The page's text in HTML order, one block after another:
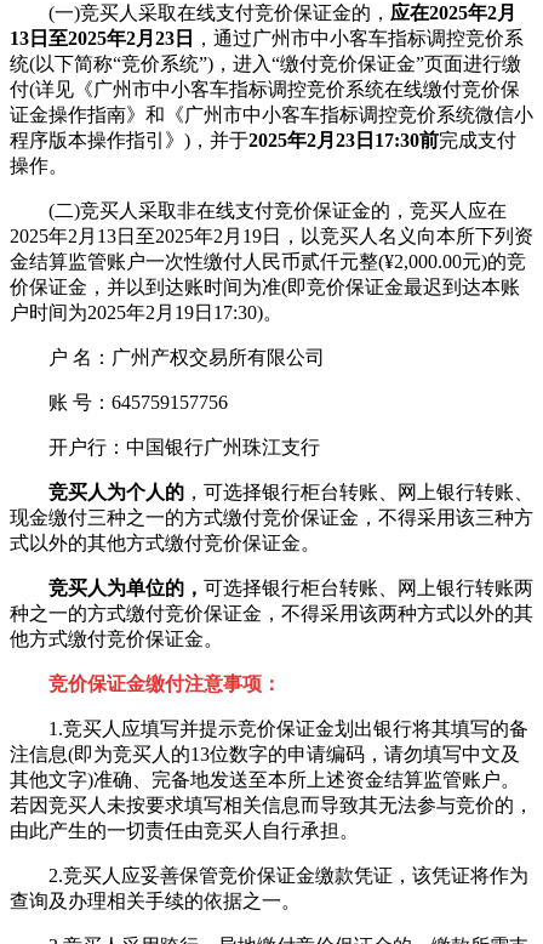
(一)竞买人采取在线支付竞价保证金的， 应在2025年2月
13日至2025年2月23日
，通过广州市中小客车指标调控竞价系
统(以下简称“竞价系统”)，进入“缴付竞价保证金”页面进行缴
付(详见《广州市中小客车指标调控竞价系统在线缴付竞价保
证金操作指南》和《广州市中小客车指标调控竞价系统微信小
程序版本操作指引》)，并于2025年2月23日17:30前完成支付
操作。
(二)竞买人采取非在线支付竞价保证金的，竞买人应在
2025年2月13日至2025年2月19日，以竞买人名义向本所下列资
金结算监管账户一次性缴付人民币贰仟元整(¥2,000.00元)的竞
价保证金，并以到达账时间为准(即竞价保证金最迟到达本账
户时间为2025年2月19日17:30)。
户 名：广州产权交易所有限公司
账 号：645759157756
开户行：中国银行广州珠江支行
竞买人为个人的 ，可选择银行柜台转账、网上银行转账、
现金缴付三种之一的方式缴付竞价保证金，不得采用该三种方
式以外的其他方式缴付竞价保证金。
竞买人为单位的， 可选择银行柜台转账、网上银行转账两
种之一的方式缴付竞价保证金，不得采用该两种方式以外的其
他方式缴付竞价保证金。
竞价保证金缴付注意事项：
1.竞买人应填写并提示竞价保证金划出银行将其填写的备
注信息(即为竞买人的13位数字的申请编码，请勿填写中文及
其他文字)准确、完备地发送至本所上述资金结算监管账户。
若因竞买人未按要求填写相关信息而导致其无法参与竞价的，
由此产生的一切责任由竞买人自行承担。
2.竞买人应妥善保管竞价保证金缴款凭证，该凭证将作为
查询及办理相关手续的依据之一。